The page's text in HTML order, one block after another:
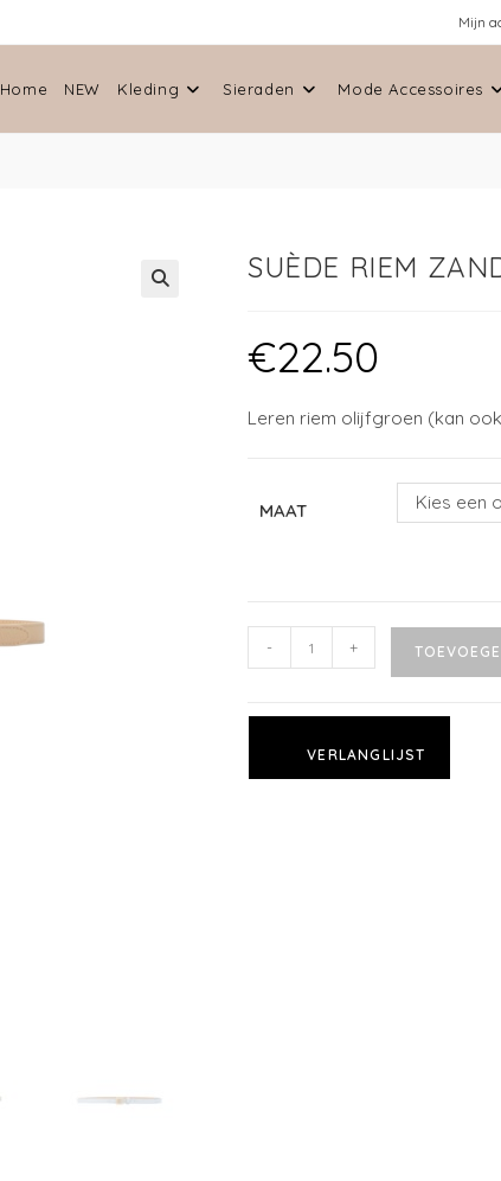
Mijn
Home NEW Kleding Sieraden Mode Accessoires
SUÈDE RIEM
€22.50
Leren riem olijfgroen (kan
MAAT Kies een
- +
VERLANGLIJST